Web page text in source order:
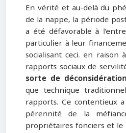
En vérité et au-delà du
de la nappe, la période
a été défavorable à
particulier à leur
socialisant ceci. en raison
rapports sociaux de
sorte de
que technique
rapports. Ce contentieux
pérennité de la
propriétaires fonciers et